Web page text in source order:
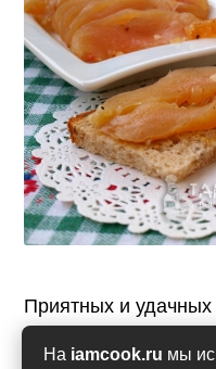
На iamcook.ru мы
Приятных и